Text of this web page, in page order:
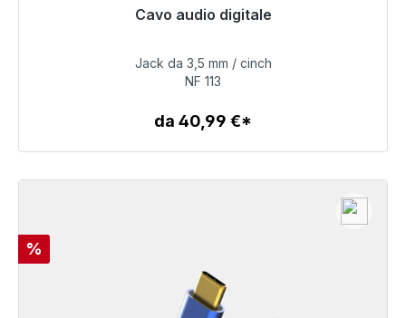
Cavo audio digitale
Pronto per la spedizione immediata, tempo di
98,00 €
Dettagli
Jack da 3,5 mm / cinch
NF 113
da 40,99 €*
Sconto
%